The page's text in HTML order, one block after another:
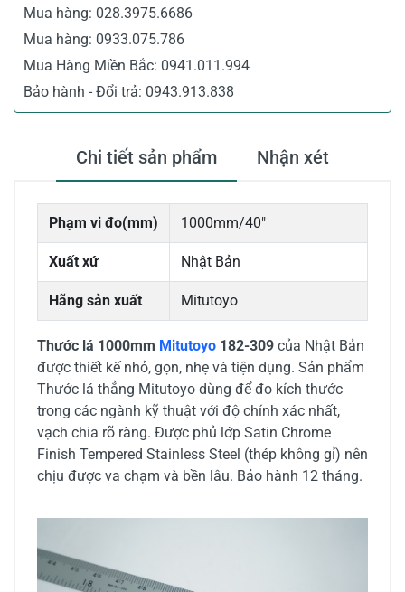
Mua hàng: 028.3975.6686
Mua hàng: 0933.075.786
Mua Hàng Miền Bắc: 0941.011.994
Bảo hành - Đổi trả: 0943.913.838
Chi tiết sản phẩm Nhận xét
Phạm vi đo(mm) 1000mm/40"
Xuất xứ Nhật Bản
Hãng sản xuất Mitutoyo
Thước lá 1000mm Mitutoyo 182-309 của Nhật Bản
được thiết kế nhỏ, gọn, nhẹ và tiện dụng. Sản phẩm
Thước lá thẳng Mitutoyo dùng để đo kích thước
trong các ngành kỹ thuật với độ chính xác nhất,
vạch chia rõ ràng. Được phủ lớp Satin Chrome
Finish Tempered Stainless Steel (thép không gỉ) nên
chịu được va chạm và bền lâu. Bảo hành 12 tháng.